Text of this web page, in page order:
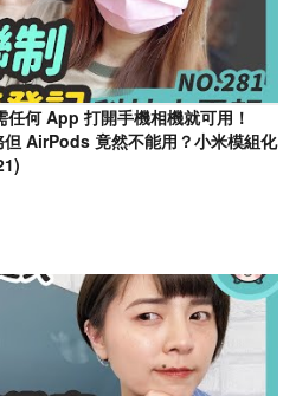
任何 App 打開手機相機就可用！
AirPods 竟然不能用？小米模組化